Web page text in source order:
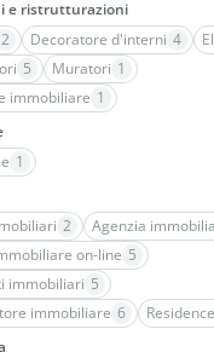
e ristrutturazioni
2 Decoratore d'interni 4
5 Muratori 1
immobiliare 1
1
2 Agenzia
on-line 5
immobiliari 5
immobiliare 6 Residence